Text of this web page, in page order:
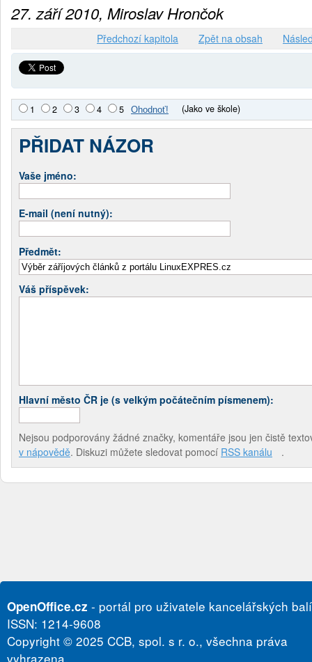
27. září 2010, Miroslav Hrončok
Předchozí kapitola Zpět na obsah
1 2 3 4 5 (Jako ve škole)
PŘIDAT NÁZOR
Vaše jméno:
E-mail (není nutný):
Předmět:
Váš příspěvek:
Hlavní město ČR je (s velkým počátečním písmenem):
Nejsou podporovány žádné značky, komentáře jsou jen čistě
v nápovědě. Diskuzi můžete sledovat pomocí RSS kanálu .
OpenOffice.cz - portál pro uživatele kancelářských
ISSN: 1214-9608
Copyright © 2025 CCB, spol. s r. o., všechna práva
vyhrazena.